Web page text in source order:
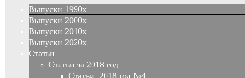
Выпуски 1990х
Выпуски 2000х
Выпуски 2010х
Выпуски 2020х
Статьи
Статьи за 2018 год
Статьи. 2018 год №4